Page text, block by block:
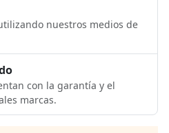
nuestros medios de
con la garantía y el
marcas.